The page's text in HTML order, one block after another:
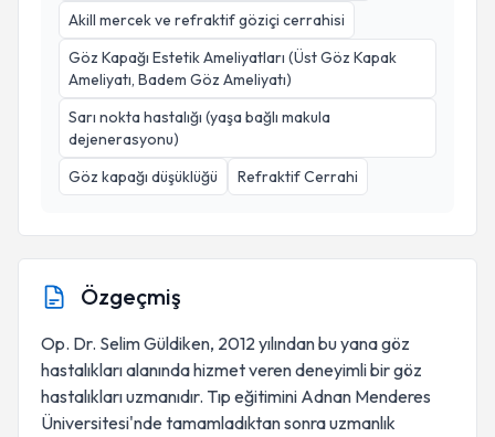
Akill mercek ve refraktif göziçi cerrahisi
Göz Kapağı Estetik Ameliyatları (Üst Göz Kapak
Ameliyatı, Badem Göz Ameliyatı)
Sarı nokta hastalığı (yaşa bağlı makula
dejenerasyonu)
Göz kapağı düşüklüğü
Refraktif Cerrahi
Özgeçmiş
Op. Dr. Selim Güldiken, 2012 yılından bu yana göz
hastalıkları alanında hizmet veren deneyimli bir göz
hastalıkları uzmanıdır. Tıp eğitimini Adnan Menderes
Üniversitesi'nde tamamladıktan sonra uzmanlık